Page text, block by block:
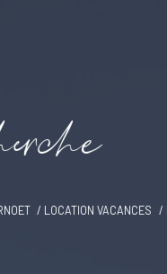
ece
LOCATION VACANCES